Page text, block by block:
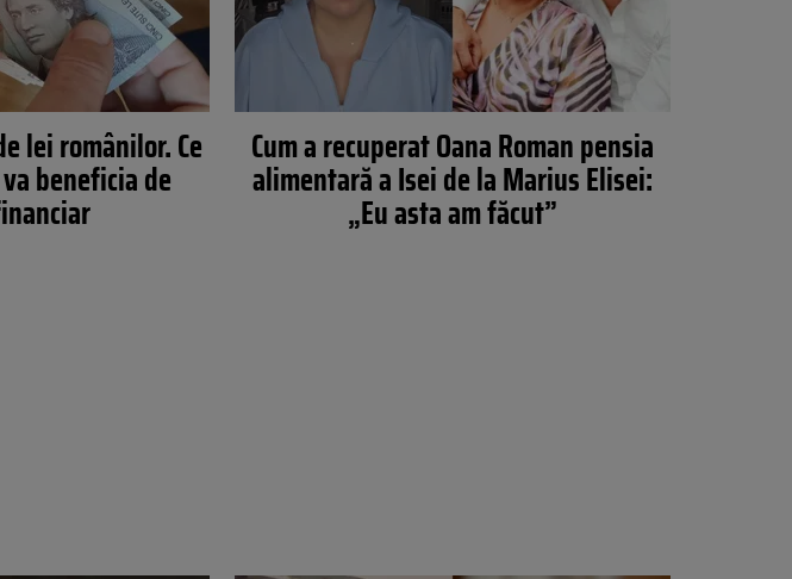
lei românilor. Ce
beneficia de
Cum a recuperat Oana Roman pensia
alimentară a Isei de la Marius Elisei:
„Eu asta am făcut”